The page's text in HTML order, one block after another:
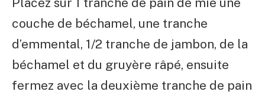
couche de béchamel, une tranche
d’emmental, 1/2 tranche de jambon, de la
béchamel et du gruyère râpé, ensuite
fermez avec la deuxième tranche de pain